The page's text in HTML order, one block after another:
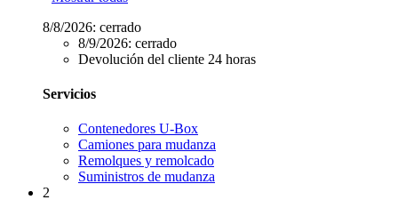
8/8/2026: cerrado
8/9/2026: cerrado
Devolución del cliente 24 horas
Servicios
Contenedores U-Box
Camiones para mudanza
Remolques y remolcado
Suministros de mudanza
2